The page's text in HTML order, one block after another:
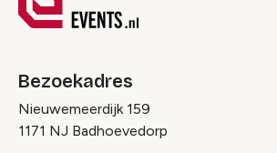
Bezoekadres
Nieuwemeerdijk 159
1171 NJ Badhoevedorp